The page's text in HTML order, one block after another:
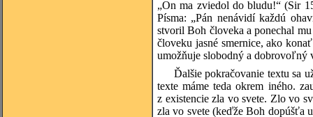
„On ma zviedol do bludu!“ (Sir
Písma: „Pán nenávidí každú
stvoril Boh človeka a ponechal
človeku jasné smernice, ako
umožňuje slobodný a dobrovoľný
Ďalšie pokračovanie textu sa
texte máme teda okrem iného.
z existencie zla vo svete. Zlo vo
zla vo svete (keďže Boh dopúšťa